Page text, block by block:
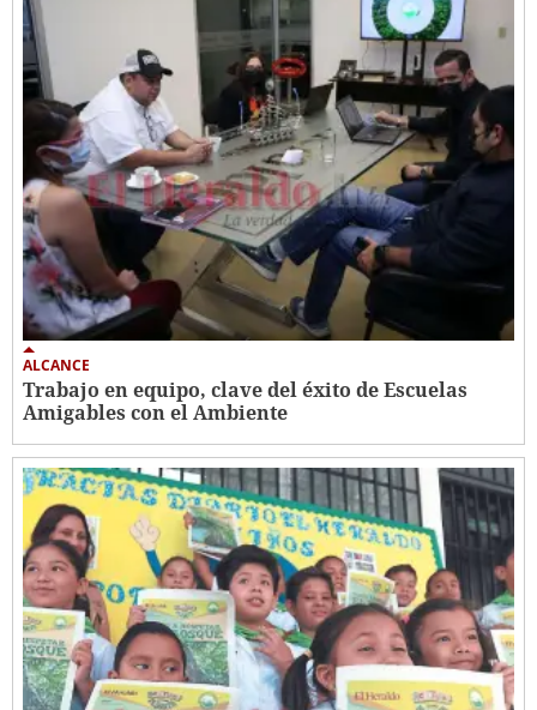
ALCANCE
Trabajo en equipo, clave del éxito de Escuelas
Amigables con el Ambiente